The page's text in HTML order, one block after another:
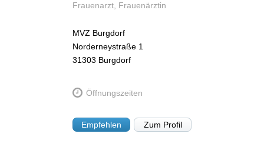
Frauenarzt, Frauenärztin
MVZ Burgdorf
Norderneystraße 1
31303 Burgdorf
Öffnungszeiten
Empfehlen Zum Profil